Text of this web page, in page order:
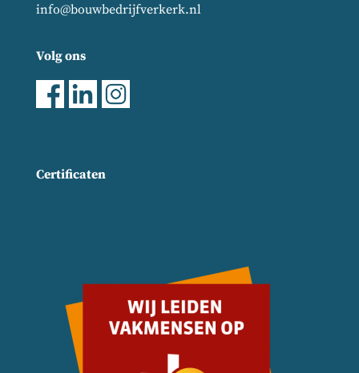
info@bouwbedrijfverkerk.nl
Volg ons
Certificaten